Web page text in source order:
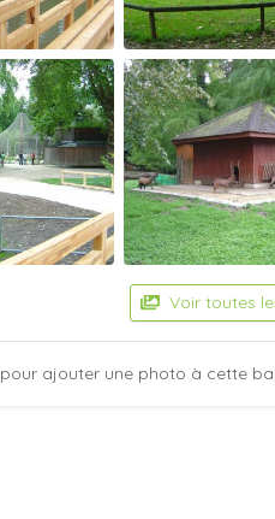
Voir toutes
pour ajouter une photo à cette